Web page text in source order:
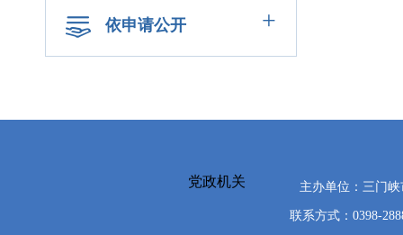
依申请公开 +
党政机关 主办单位：三门
联系方式：0398-